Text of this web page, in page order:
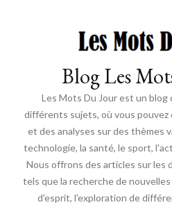
Blog Les
Les Mots Du Jour est un blog
différents sujets, où vous
et des analyses sur des thèmes
technologie, la santé, le sport,
Nous offrons des articles sur les
tels que la recherche de
d'esprit, l'exploration de